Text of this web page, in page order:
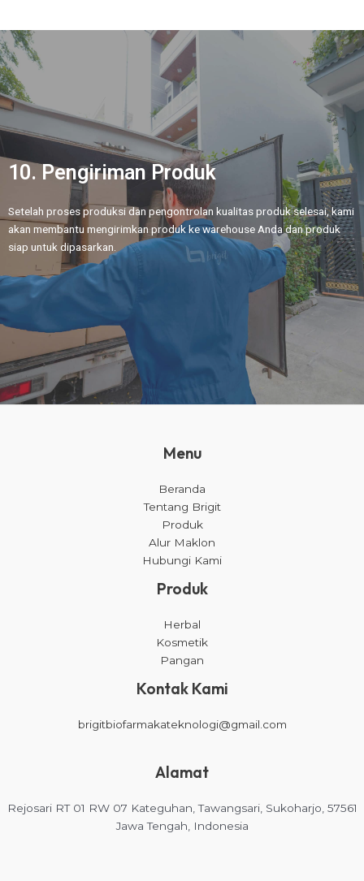
10. Pengiriman Produk
Setelah proses produksi dan pengontrolan kualitas produk selesai, kami
akan membantu mengirimkan produk ke warehouse Anda dan produk
siap untuk dipasarkan.
Menu
Beranda
Tentang Brigit
Produk
Alur Maklon
Hubungi Kami
Produk
Herbal
Kosmetik
Pangan
Kontak Kami
brigitbiofarmakateknologi@gmail.com
Alamat
Rejosari RT 01 RW 07 Kateguhan, Tawangsari, Sukoharjo, 57561
Jawa Tengah, Indonesia